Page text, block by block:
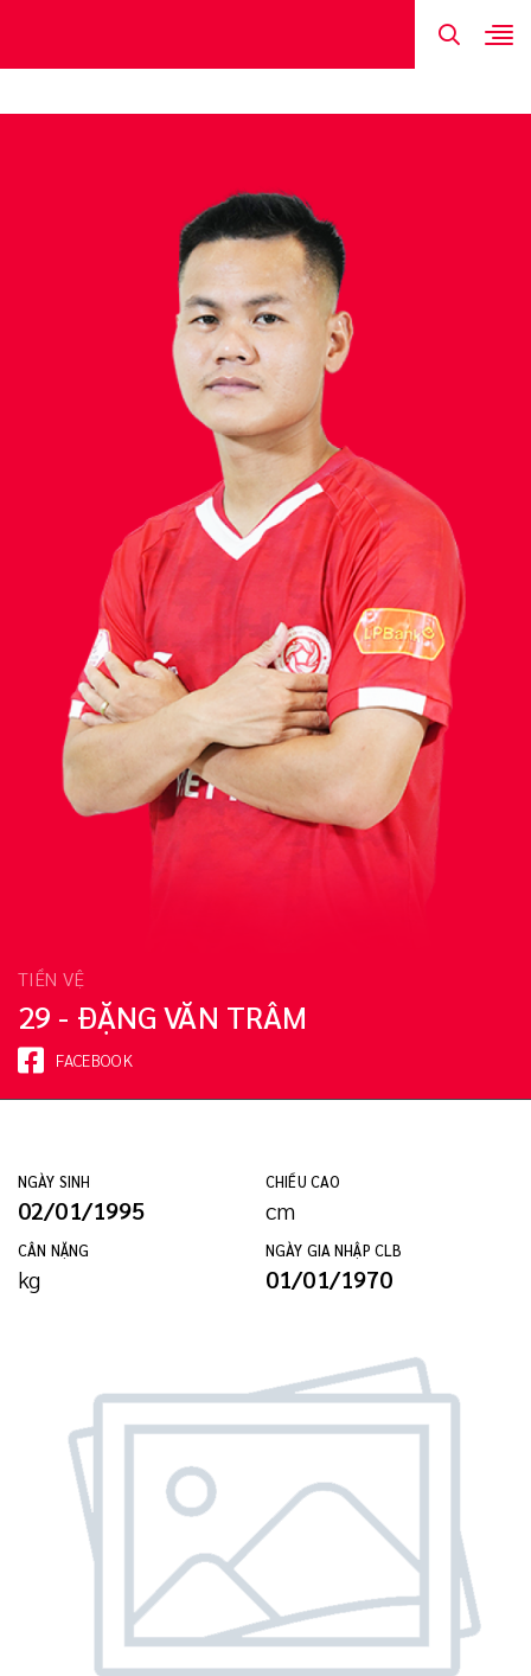
KẾT QUẢ
ĐẶNG VĂN
TIỀN VỆ
29 - ĐẶNG VĂN TRÂM
FACEBOOK
NGÀY SINH
02/01/1995
CHIỀU CAO
cm
CÂN NẶNG
kg
NGÀY GIA NHẬP CLB
01/01/1970